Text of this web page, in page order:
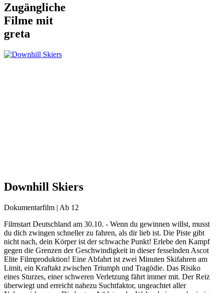
Zugängliche
Filme mit
greta
Downhill Skiers
Dokumentarfilm | Ab 12
Filmstart Deutschland am 30.10. - Wenn du gewinnen willst, musst
du dich zwingen schneller zu fahren, als dir lieb ist. Die Piste gibt
nicht nach, dein Körper ist der schwache Punkt! Erlebe den Kampf
gegen die Grenzen der Geschwindigkeit in dieser fesselnden Ascot
Elite Filmproduktion! Eine Abfahrt ist zwei Minuten Skifahren am
Limit, ein Kraftakt zwischen Triumph und Tragödie. Das Risiko
eines Sturzes, einer schweren Verletzung fährt immer mit. Der Reiz
überwiegt und erreicht nahezu Suchtfaktor, ungeachtet aller